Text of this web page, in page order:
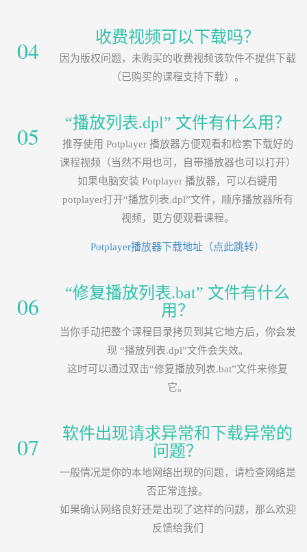
04 收费视频可以下载吗？
因为版权问题，未购买的收费视频该软件不提供下载
（已购买的课程支持下载）。
05 “播放列表.dpl” 文件有什么用？
推荐使用 Potplayer 播放器方便观看和检索下载好的
课程视频（当然不用也可，自带播放器也可以打开）
如果电脑安装 Potplayer 播放器，可以右键用
potplayer打开“播放列表.dpl”文件，顺序播放器所有
视频，更方便观看课程。
Potplayer播放器下载地址（点此跳转）
06
“修复播放列表.bat” 文件有什么
用？
当你手动把整个课程目录拷贝到其它地方后，你会发
现 “播放列表.dpl”文件会失效。
这时可以通过双击“修复播放列表.bat”文件来修复
它。
07
软件出现请求异常和下载异常的
问题？
一般情况是你的本地网络出现的问题，请检查网络是
否正常连接。
如果确认网络良好还是出现了这样的问题，那么欢迎
反馈给我们